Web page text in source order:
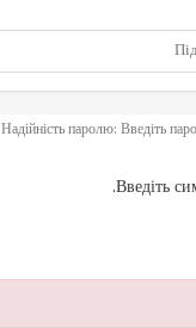
Надійність паролю: Введіть
Введіть